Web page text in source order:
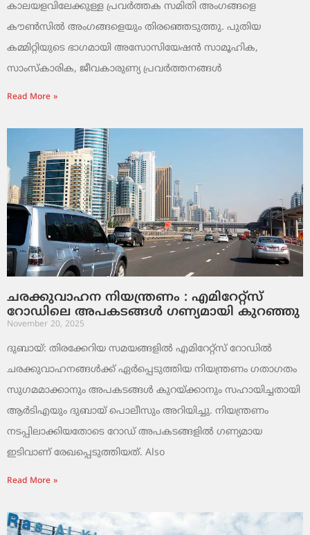
കാലയളവിലേക്കുള്ള പ്രവർത്തക സമിതി അംഗങ്ങളെ
കൗൺസിൽ അംഗങ്ങളെയും തിരഞ്ഞെടുത്തു. പുതിയ
കമ്മിറ്റിയുടെ ഭാഗമായി അസോസിയേഷൻ സാമൂഹിക,
സാംസ്‌കാരിക, ജീവകാരുണ്യ പ്രവർത്തനങ്ങൾ
Read More »
ചരക്കുവാഹന നിയന്ത്രണം : എമിറേറ്റ്സ്
റോഡിലെ അപകടങ്ങൾ ഗണ്യമായി കുറഞ്ഞു
November 20, 2025
ദുബായ്: തിരക്കേറിയ സമയങ്ങളിൽ എമിറേറ്റ്സ് റോഡിൽ
ചരക്കുവാഹനങ്ങൾക്ക് ഏർപ്പെടുത്തിയ നിയന്ത്രണം ഗതാഗതം
സുഗമമാക്കാനും അപകടങ്ങൾ കുറയ്ക്കാനും സഹായിച്ചതായി
ആർടിഎയും ദുബായ് പൊലീസും അറിയിച്ചു. നിയന്ത്രണം
നടപ്പിലാക്കിയതോടെ റോഡ് അപകടങ്ങളിൽ ഗണ്യമായ
ഇടിവാണ് രേഖപ്പെടുത്തിയത്. Also
Read More »